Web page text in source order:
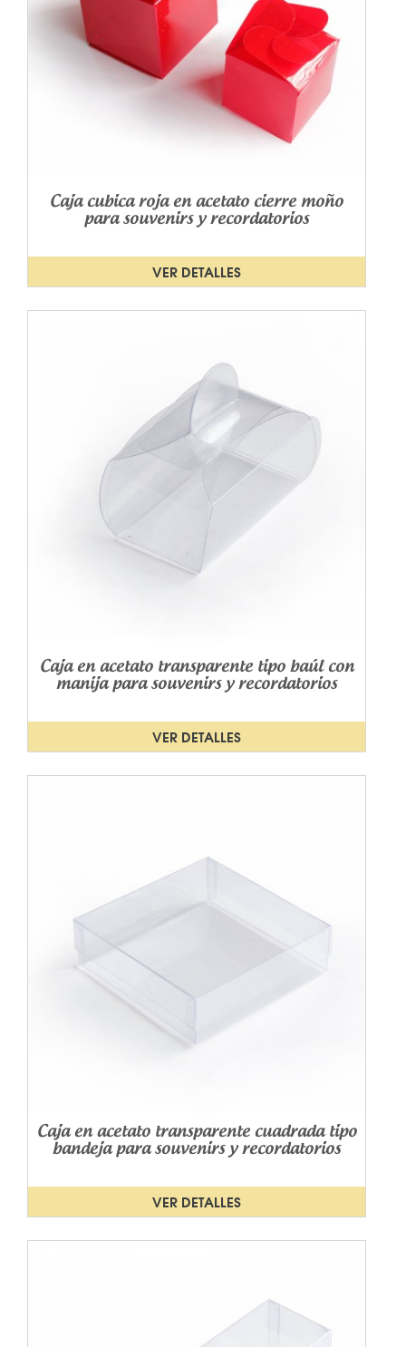
Caja cubica roja en acetato cierre moño
para souvenirs y recordatorios
VER DETALLES
Caja en acetato transparente tipo baúl con
manija para souvenirs y recordatorios
VER DETALLES
Caja en acetato transparente cuadrada tipo
bandeja para souvenirs y recordatorios
VER DETALLES